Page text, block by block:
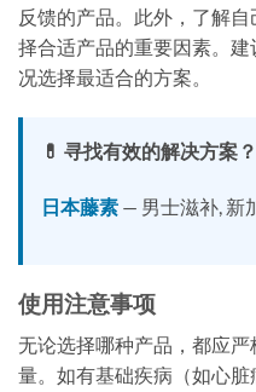
反馈的产品。此外，了解
择合适产品的重要因素。
况选择最适合的方案。
💊 寻找有效的解决方案？
日本藤素 — 男士滋补, 新
使用注意事项
无论选择哪种产品，都应
量。如有基础疾病（如心